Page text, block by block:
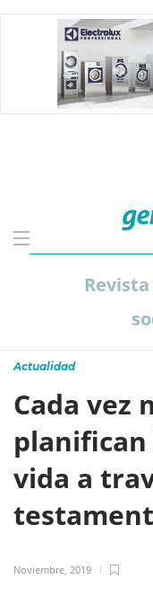
Actualidad
Cada vez
planifican
vida a
Noviembre, 2019